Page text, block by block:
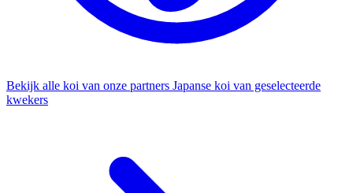
Bekijk alle koi van onze partners Japanse koi van geselecteerde
kwekers